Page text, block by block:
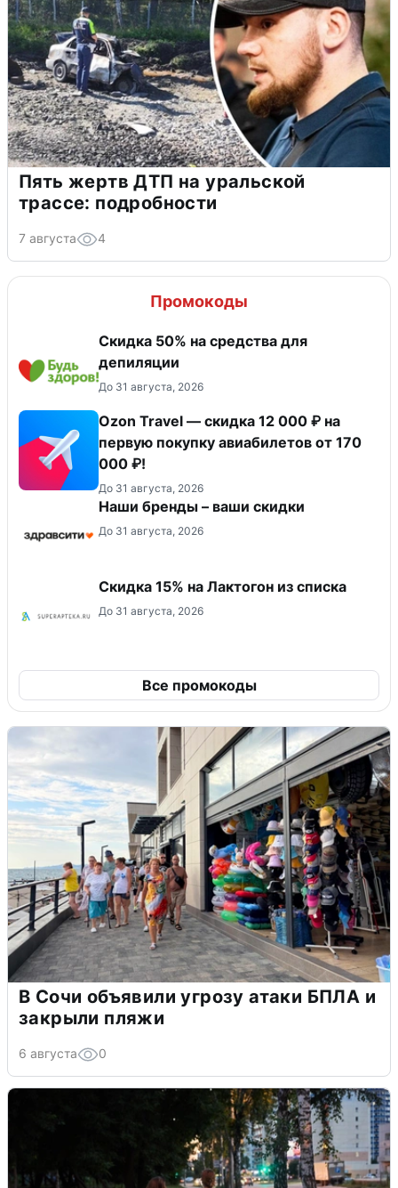
Пять жертв ДТП на уральской
трассе: подробности
7 августа 4
Промокоды
Скидка 50% на средства для
депиляции
До 31 августа, 2026
Ozon Travel — скидка 12 000 ₽ на
первую покупку авиабилетов от 170
000 ₽!
До 31 августа, 2026
Наши бренды – ваши скидки
До 31 августа, 2026
Скидка 15% на Лактогон из списка
До 31 августа, 2026
Все промокоды
В Сочи объявили угрозу атаки БПЛА и
закрыли пляжи
6 августа 0